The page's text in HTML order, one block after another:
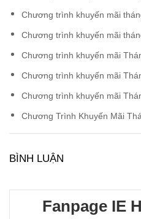
Chương trình khuyến mãi
Chương trình khuyến mãi
Chương trình khuyến mãi
Chương trình khuyến mãi
Chương trình khuyến mãi
Chương Trình Khuyến Mãi
BÌNH LUẬN
Fanpage IE